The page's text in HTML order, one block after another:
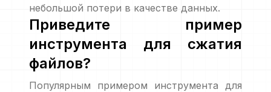
небольшой потери в качестве данных.
Приведите пример
инструмента для сжатия
файлов?
Популярным примером инструмента для